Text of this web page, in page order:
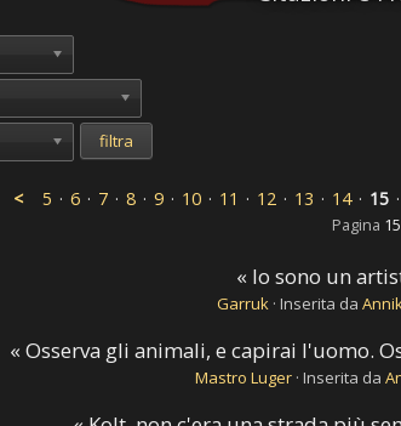
< 5 · 6 · 7 · 8 · 9 · 10 · 11 · 12 · 13 · 14 · 15 ·
Pagina 15
« Io sono un
Garruk ·Inserita da
« Osserva gli animali, e capirai l'uomo.
Mastro Luger · Inserita da